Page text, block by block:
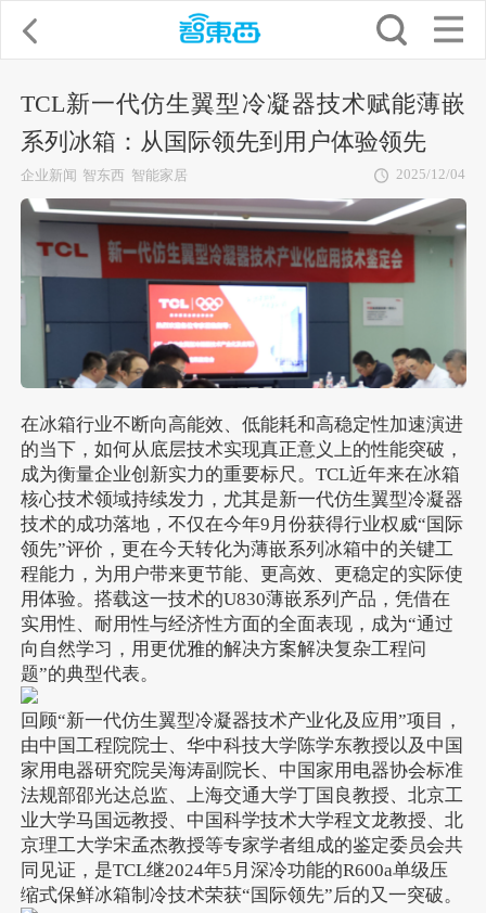
TCL新一代仿生翼型冷凝器技术赋能薄嵌
系列冰箱：从国际领先到用户体验领先
企业新闻 智东西 智能家居 2025/12/04
在冰箱行业不断向高能效、低能耗和高稳定性加速演进
的当下，如何从底层技术实现真正意义上的性能突破，
成为衡量企业创新实力的重要标尺。TCL近年来在冰箱
核心技术领域持续发力，尤其是新一代仿生翼型冷凝器
技术的成功落地，不仅在今年9月份获得行业权威“国际
领先”评价，更在今天转化为薄嵌系列冰箱中的关键工
程能力，为用户带来更节能、更高效、更稳定的实际使
用体验。搭载这一技术的U830薄嵌系列产品，凭借在
实用性、耐用性与经济性方面的全面表现，成为“通过
向自然学习，用更优雅的解决方案解决复杂工程问
题”的典型代表。
回顾“新一代仿生翼型冷凝器技术产业化及应用”项目，
由中国工程院院士、华中科技大学陈学东教授以及中国
家用电器研究院吴海涛副院长、中国家用电器协会标准
法规部邵光达总监、上海交通大学丁国良教授、北京工
业大学马国远教授、中国科学技术大学程文龙教授、北
京理工大学宋孟杰教授等专家学者组成的鉴定委员会共
同见证，是TCL继2024年5月深冷功能的R600a单级压
缩式保鲜冰箱制冷技术荣获“国际领先”后的又一突破。